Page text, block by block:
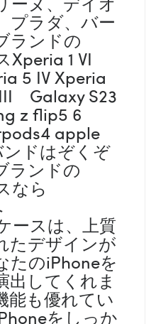
プラダ、バー
ランドの
Xperia 1 VI
5 IV Xperia
III Galaxy S23
z flip5 6
apple
ンドはぞくぞ
ランドの
なら
ースは、上質
たデザインが
たのiPhoneを
出してくれま
能も優れてい
をしっか